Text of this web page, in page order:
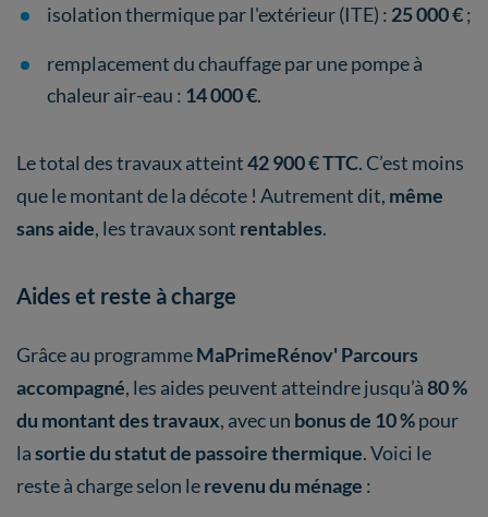
isolation thermique par l'extérieur (ITE) : 25 000 €;
remplacement du chauffage par une pompe à
chaleur air-eau : 14 000 €.
Le total des travaux atteint42 900 € TTC. C’est moins
que le montant de la décote ! Autrement dit, même
sans aide, les travaux sont rentables.
Aides et reste à charge
Grâce au programmeMaPrimeRénov' Parcours
accompagné, les aides peuvent atteindre jusqu’à80 %
du montant des travaux, avec un bonus de 10 %pour
lasortie du statut de passoire thermique. Voici le
reste à charge selon lerevenu du ménage :